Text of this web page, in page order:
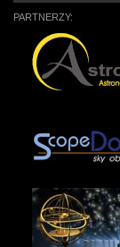
PARTNERZY: